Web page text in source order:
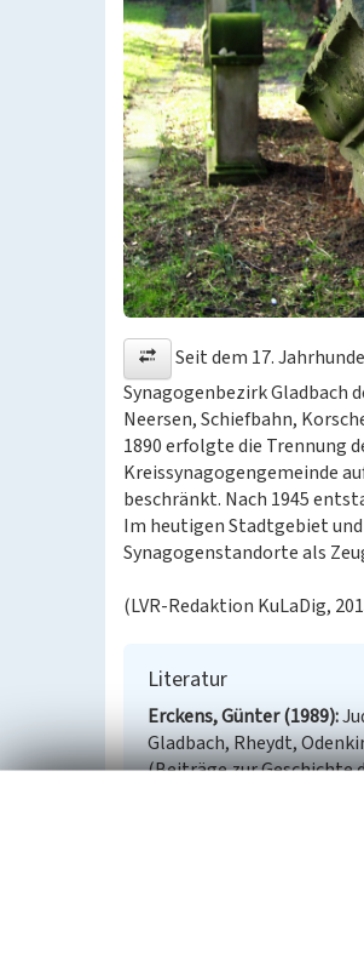
Seit dem 17.
Synagogenbezirk Gladbach
Neersen, Schiefbahn,
1890 erfolgte die Trennung
Kreissynagogengemeinde
beschränkt. Nach 1945
Im heutigen Stadtgebiet
Synagogenstandorte als
(LVR-Redaktion KuLaDig,
Literatur
Erckens, Günter (1989)
Gladbach, Rheydt,
(Beiträge zur Geschichte
Gladbach, Rheydt,
(Beiträge zur
von jüdischen